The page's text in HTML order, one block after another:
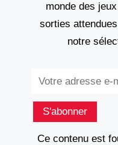
monde des
sorties
notre
S'abonner
Ce contenu est